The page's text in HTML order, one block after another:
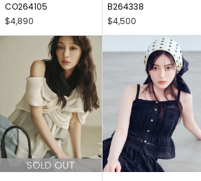
CO264105
$4,890
B264338
$4,500